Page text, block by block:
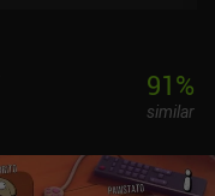
91%
similar